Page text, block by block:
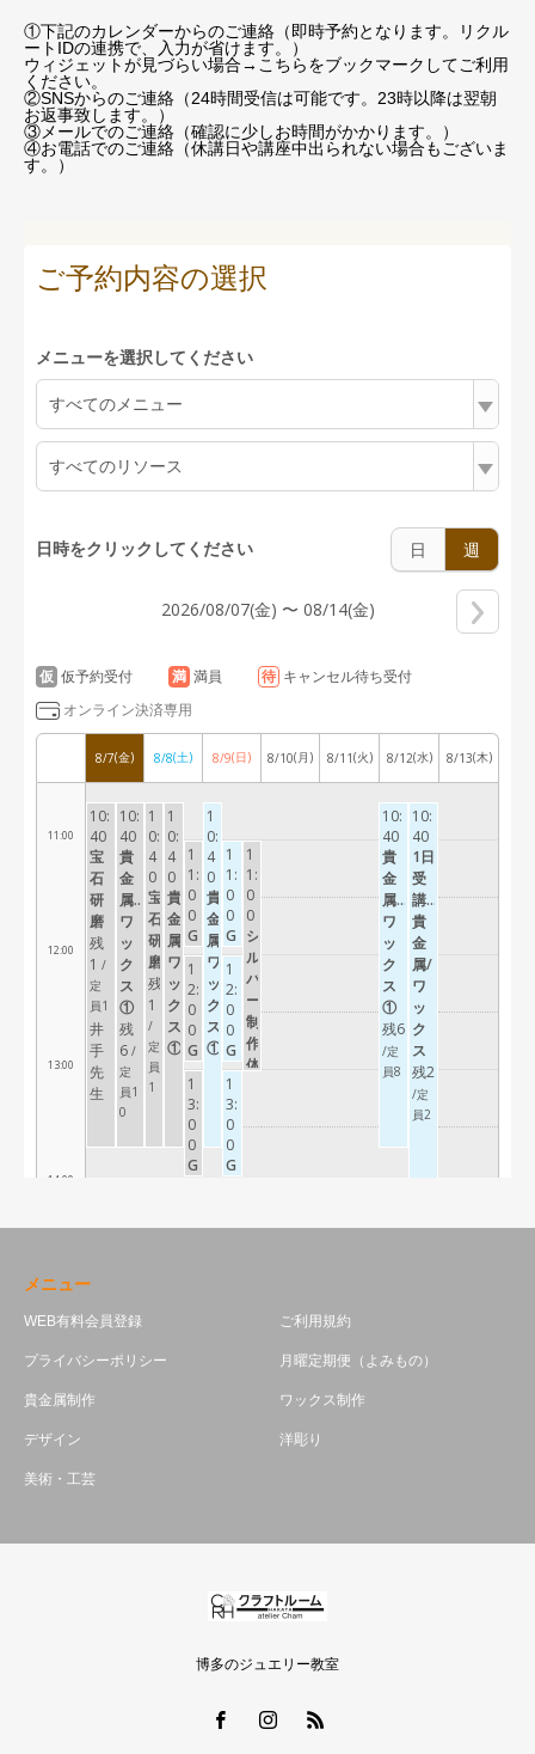
①下記のカレンダーからのご連絡（即時予約となります。リクル
ートIDの連携で、入力が省けます。）
ウィジェットが見づらい場合→こちらをブックマーク してご利用
ください。
②SNSからのご連絡（24時間受信は可能です。23時以降は翌朝
お返事致します。）
③メールでのご連絡（確認に少しお時間がかかります。）
④お電話でのご連絡（休講日や講座中出られない場合もございま
す。）
メニュー
WEB有料会員登録 ご利用規約
プライバシーポリシー 月曜定期便（よみもの）
貴金属制作 ワックス制作
デザイン 洋彫り
美術・工芸
博多のジュエリー教室